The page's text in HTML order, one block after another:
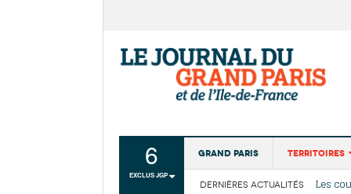
6
EXCLUS JGP
Grand Paris Territoires
DERNIÈRES ACTUALITÉS
La
Les